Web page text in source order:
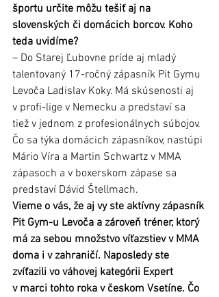
športu určite môžu tešiť aj na
slovenských či domácich borcov. Koho
teda uvidíme?
– Do Starej Ľubovne príde aj mladý
talentovaný 17-ročný zápasník Pit Gymu
Levoča Ladislav Koky. Má skúsenosti aj
v profi-lige v Nemecku a predstaví sa
tiež v jednom z profesionálnych súbojov.
Čo sa týka domácich zápasníkov, nastúpi
Mário Víra a Martin Schwartz v MMA
zápasoch a v boxerskom zápase sa
predstaví Dávid Štellmach.
Vieme o vás, že aj vy ste aktívny zápasník
Pit Gym-u Levoča a zároveň tréner, ktorý
má za sebou množstvo víťazstiev v MMA
doma i v zahraničí. Naposledy ste
zvíťazili vo váhovej kategórii Expert
v marci tohto roka v českom Vsetíne. Čo